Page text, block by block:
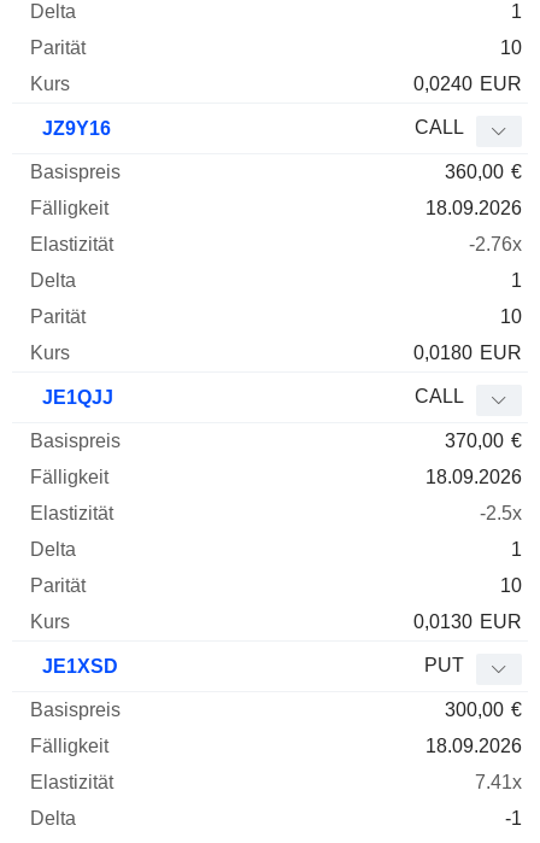
1
10
0,0240 EUR
JZ9Y16 CALL
360,00 €
18.09.2026
-2.76x
1
10
0,0180 EUR
JE1QJJ CALL
370,00 €
18.09.2026
-2.5x
1
10
0,0130 EUR
JE1XSD PUT
300,00 €
18.09.2026
7.41x
-1